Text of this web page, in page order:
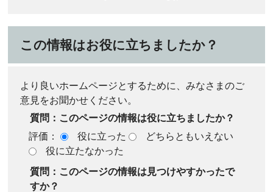
この情報はお役に立ちましたか？
より良いホームページとするために、みなさまのご
意見をお聞かせください。
質問：このページの情報は役に立ちましたか？
評価：
役に立った
どちらともいえない
役に立たなかった
質問：このページの情報は見つけやすかったで
すか？